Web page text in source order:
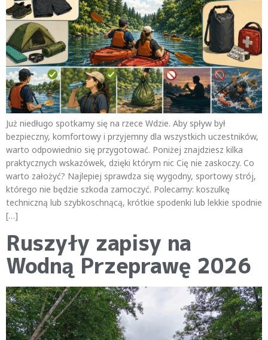
Już niedługo spotkamy się na rzece Wdzie. Aby spływ był
bezpieczny, komfortowy i przyjemny dla wszystkich uczestników,
warto odpowiednio się przygotować. Poniżej znajdziesz kilka
praktycznych wskazówek, dzięki którym nic Cię nie zaskoczy. Co
warto założyć? Najlepiej sprawdza się wygodny, sportowy strój,
którego nie będzie szkoda zamoczyć. Polecamy: koszulkę
techniczną lub szybkoschnącą, krótkie spodenki lub lekkie spodnie
[…]
Ruszyły zapisy na
Wodną Przeprawę 2026